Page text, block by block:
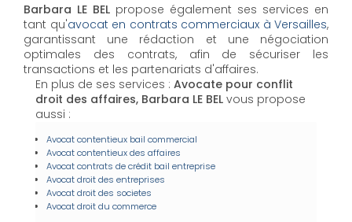
Barbara LE BEL propose également ses services en
tant qu'avocat en contrats commerciaux à Versailles,
garantissant une rédaction et une négociation
optimales des contrats, afin de sécuriser les
transactions et les partenariats d'affaires.
En plus de ses services : Avocate pour conflit
droit des affaires, Barbara LE BEL vous propose
aussi :
Avocat contentieux bail commercial
Avocat contentieux des affaires
Avocat contrats de crédit bail entreprise
Avocat droit des entreprises
Avocat droit des societes
Avocat droit du commerce